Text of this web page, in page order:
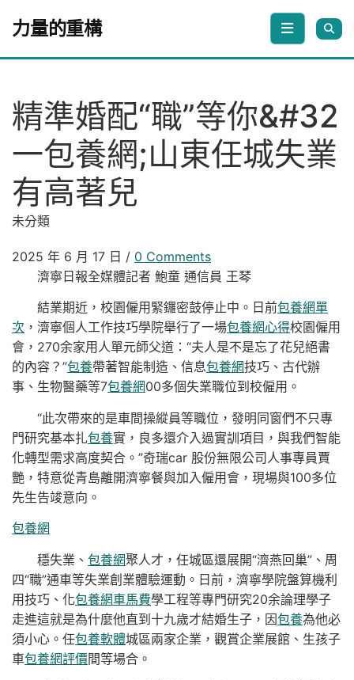
力量的重構
精準婚配“職”等你&#32
一包養網;山東任城失業
有高著兒
未分類
2025 年 6 月 17 日 / 0 Comments
濟寧日報全媒體記者 鮑童 通信員 王琴
結業期近，校園僱用緊鑼密鼓停止中。日前包養網單
次 ，濟寧個人工作技巧學院舉行了一場包養網心得校園僱用
會，270余家用人單元師父道：“夫人是不是忘了花兒絕書
的內容？”包養帶著智能制造、信息包養網技巧、古代辦
事、生物醫藥等7包養網00多個失業職位到校僱用。
“此次帶來的是車間操縱員等職位，發明同窗們不只專
門研究基本扎包養實，良多還介入過實訓項目，與我們智能
化轉型需求高度契合。”奇瑞car 股份無限公司人事專員賈
艷，特意從青島離開濟寧餐與加入僱用會，現場與100多位
先生告竣意向。
包養網
穩失業、 包養網聚人才，任城區還展開“濟燕回巢”、周
四“職”通車等失業創業體驗運動。日前，濟寧學院盤算機利
用技巧、化包養網車馬費學工程等專門研究20余論理學子
走進這就是為什麼他直到十九歲才結婚生子，因包養為他必
須小心。任包養軟體城區兩家企業，觀賞企業展館、生孩子
車包養網評價間等場合。